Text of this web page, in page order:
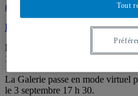
galerie@uqam.ca
Faire un don
Mardi – samedi,
12 h – 18 h
La Galerie passe en mode virtuel
le 3 septembre 17 h 30.
Tout